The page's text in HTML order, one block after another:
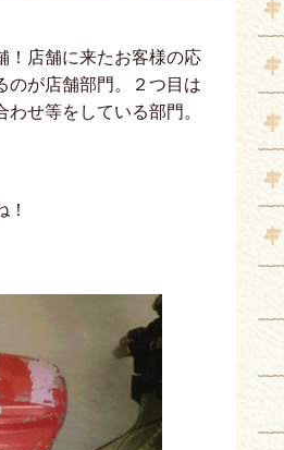
！店舗に来たお客様の応
のが店舗部門。２つ目は
せ等をしている部門。